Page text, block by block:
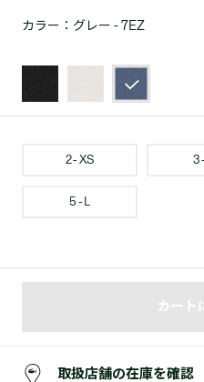
カラー： グレー - 7EZ
2 - XS 3
5 - L
カート
取扱店舗の在庫を確認